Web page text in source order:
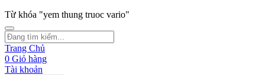
Từ khóa "yem thung truoc vario"
Trang Chủ
0 Giỏ hàng
Tài khoản